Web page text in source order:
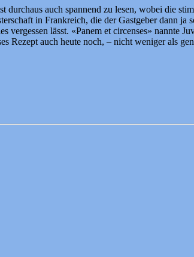
auch spannend zu lesen, wobei die
in Frankreich, die der Gastgeber dann ja
lässt. «Panem et circenses» nannte
Rezept auch heute noch, – nicht weniger als